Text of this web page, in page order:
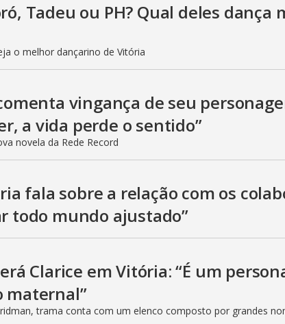
Tadeu ou PH? Qual deles dança
o melhor dançarino de Vitória
vingança de seu
a vida perde o sentido”
novela da Rede Record
fala sobre a relação com os
todo mundo ajustado”
Clarice em Vitória: “É um
maternal”
trama conta com um elenco composto por grandes